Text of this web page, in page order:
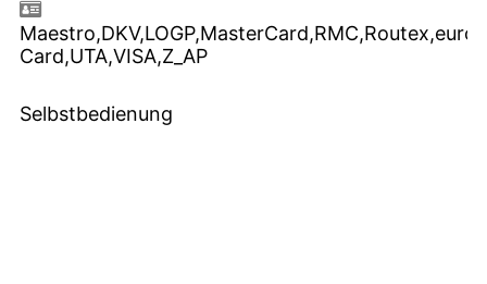
Card,UTA,VISA,Z_AP
Selbstbedienung